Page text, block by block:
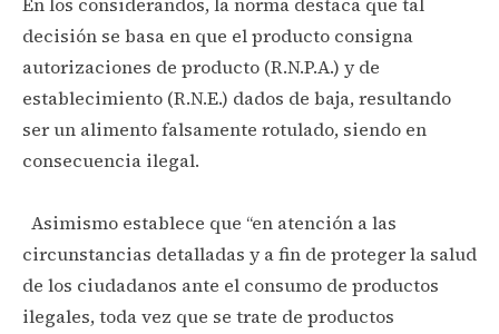
decisión se basa en que el producto consigna
autorizaciones de producto (R.N.P.A.) y de
establecimiento (R.N.E.) dados de baja, resultando
ser un alimento falsamente rotulado, siendo en
consecuencia ilegal.
Asimismo establece que “en atención a las
circunstancias detalladas y a fin de proteger la salud
de los ciudadanos ante el consumo de productos
ilegales, toda vez que se trate de productos